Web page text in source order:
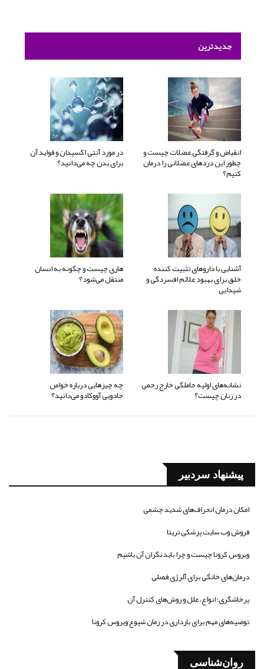
جدیدترین
انقباض و گرفتگی عضلات چیست و
چطور این دردهای عضلانی را درمان
کنیم؟
در مورد آنتی اکسیدان و فواید آن
برای بدن چه می‌دانید؟
آشنایی با داروهای تثبیت کننده
خلق برای بهبود علائم افسردگی و
شیدایی
هاری چیست و چگونه به انسان
منتقل می‌شود؟
نشانه‌های اولیه حاملگی خارج رحمی
در زنان چیست؟
چه چیزهایی درباره خواص
جادویی آووکادو می‌دانید؟
پیشنهاد سردبیر
امکان درمان انحراف‌های شدید چشمی
فروش وب سایت پزشکی تریتا
ویروس کرونا چیست و چرا باید نگران آن باشیم
درمان‌های خانگی برای آلرژی فصلی
پرخاشگری؛ انواع، علل و روش‌های کنترل آن
توصیه‌های مهم برای بارداری در زمان شیوع ویروس کرونا
روان‌شناسی